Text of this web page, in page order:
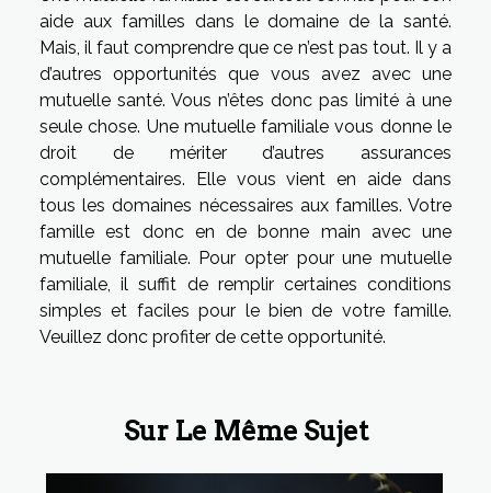
aide aux familles dans le domaine de la santé.
Mais, il faut comprendre que ce n’est pas tout. Il y a
d’autres opportunités que vous avez avec une
mutuelle santé. Vous n’êtes donc pas limité à une
seule chose. Une mutuelle familiale vous donne le
droit de mériter d’autres assurances
complémentaires. Elle vous vient en aide dans
tous les domaines nécessaires aux familles. Votre
famille est donc en de bonne main avec une
mutuelle familiale. Pour opter pour une mutuelle
familiale, il suffit de remplir certaines conditions
simples et faciles pour le bien de votre famille.
Veuillez donc profiter de cette opportunité.
Sur Le Même Sujet